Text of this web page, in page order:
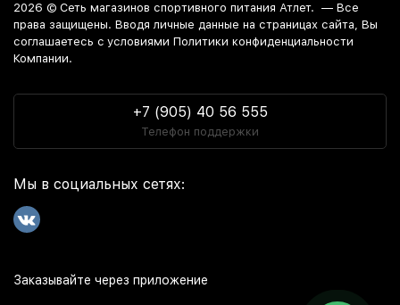
2026 © Сеть магазинов спортивного питания Атлет. — Все
права защищены. Вводя личные данные на страницах сайта, Вы
соглашаетесь c условиями Политики конфиденциальности
Компании.
+7 (905) 40 56 555
Телефон поддержки
Мы в социальных сетях:
Заказывайте через приложение